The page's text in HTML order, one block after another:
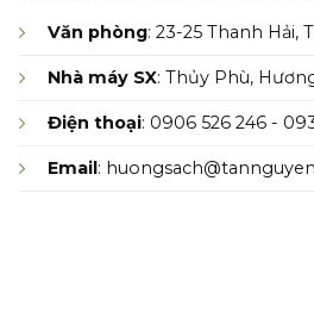
Văn phòng: 23-25 Thanh Hải,
Nhà máy SX: Thủy Phù,
Điện thoại: 0906 526 246 -
Email: